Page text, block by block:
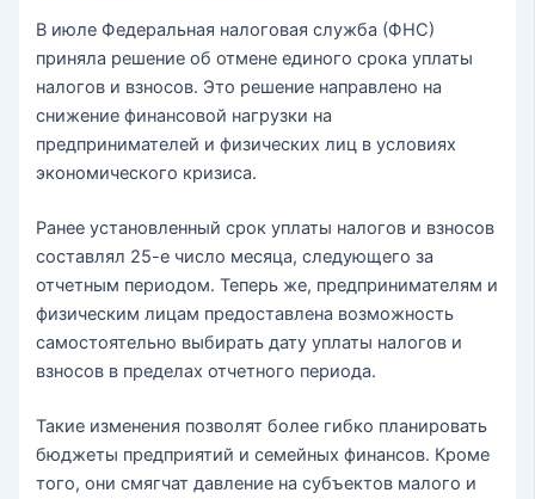
В июле Федеральная налоговая служба (ФНС)
приняла решение об отмене единого срока уплаты
налогов и взносов. Это решение направлено на
снижение финансовой нагрузки на
предпринимателей и физических лиц в условиях
экономического кризиса.
Ранее установленный срок уплаты налогов и взносов
составлял 25-е число месяца, следующего за
отчетным периодом. Теперь же, предпринимателям и
физическим лицам предоставлена возможность
самостоятельно выбирать дату уплаты налогов и
взносов в пределах отчетного периода.
Такие изменения позволят более гибко планировать
бюджеты предприятий и семейных финансов. Кроме
того, они смягчат давление на субъектов малого и